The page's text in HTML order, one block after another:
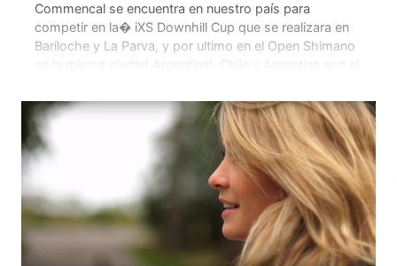
Commencal se encuentra en nuestro país para
competir en la� iXS Downhill Cup que se realizara en
Bariloche y La Parva, y por ultimo en el Open Shimano
en la misma ciudad Argentina!. Chile y Argentina son el
a fondo […]